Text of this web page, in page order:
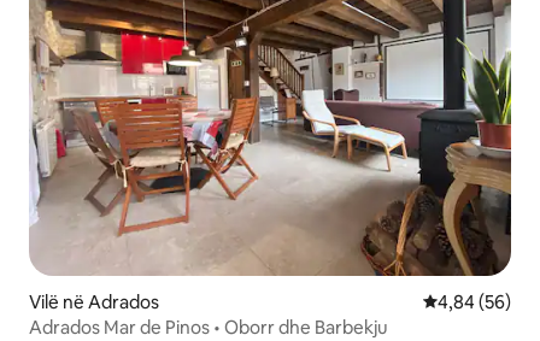
Vilë në Adrados Vlerësimi
4,84 (56)
Adrados Mar de Pinos • Oborr dhe Barbekju